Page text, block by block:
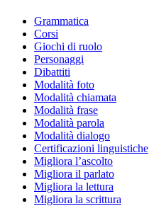
Grammatica
Corsi
Giochi di ruolo
Personaggi
Dibattiti
Modalità foto
Modalità chiamata
Modalità frase
Modalità parola
Modalità dialogo
Certificazioni linguistiche
Migliora l’ascolto
Migliora il parlato
Migliora la lettura
Migliora la scrittura